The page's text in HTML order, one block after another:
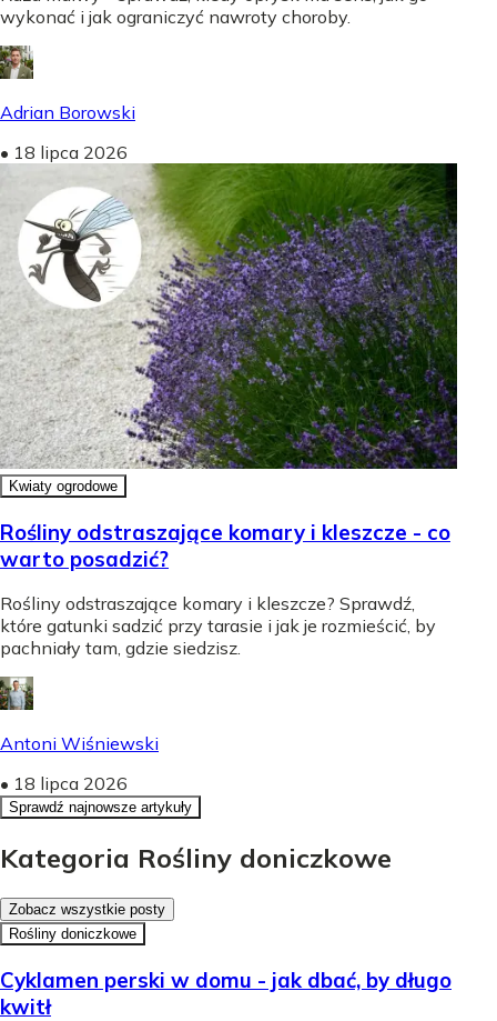
wykonać i jak ograniczyć nawroty choroby.
Adrian Borowski
• 18 lipca 2026
Kwiaty ogrodowe
Rośliny odstraszające komary i kleszcze - co
warto posadzić?
Rośliny odstraszające komary i kleszcze? Sprawdź,
które gatunki sadzić przy tarasie i jak je rozmieścić, by
pachniały tam, gdzie siedzisz.
Antoni Wiśniewski
• 18 lipca 2026
Sprawdź najnowsze artykuły
Kategoria Rośliny doniczkowe
Zobacz wszystkie posty
Rośliny doniczkowe
Cyklamen perski w domu - jak dbać, by długo
kwitł